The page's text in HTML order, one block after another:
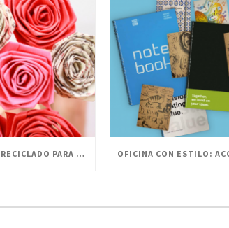
ROSAS DE PAPEL RECICLADO PARA CELEBRAR SANT JORDI